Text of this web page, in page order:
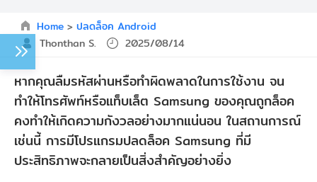
Home > ปลดล็อค Android
Thonthan S.
2025/08/14
หากคุณลืมรหัสผ่านหรือทำผิดพลาดในการใช้งาน จน
ทำให้โทรศัพท์หรือแท็บเล็ต Samsung ของคุณถูกล็อค
คงทำให้เกิดความกังวลอย่างมากแน่นอน ในสถานการณ์
เช่นนี้ การมีโปรแกรมปลดล็อค Samsung ที่มี
ประสิทธิภาพจะกลายเป็นสิ่งสำคัญอย่างยิ่ง